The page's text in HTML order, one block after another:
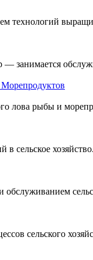
технологий
занимается
лова рыбы и
сельское
сельского